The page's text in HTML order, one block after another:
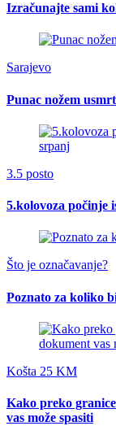
Izračunajte sami
Sarajevo
Punac nožem
3.5 posto
5.kolovoza počinje
Što je označavanje?
Poznato za koliko
Košta 25 KM
Kako preko
vas može spasiti